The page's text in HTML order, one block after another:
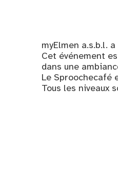
myElmen a.s.b.l.
Cet événement
dans une
Le Sproochecafé
Tous les niveaux